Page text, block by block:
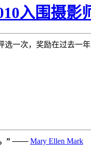
入围摄影
一次，奖励在过去一
” ───Mary Ellen Mark